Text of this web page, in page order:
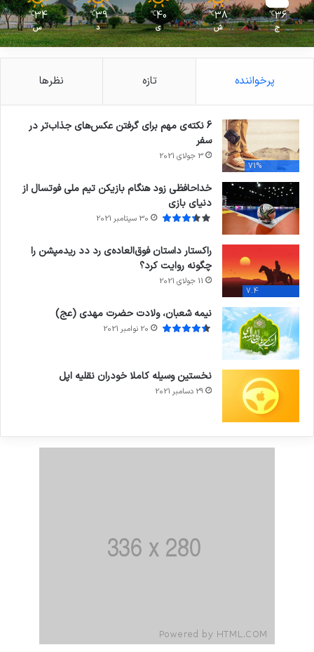
36
℃
ج
38
℃
ش
40
℃
ی
39
℃
د
34
℃
س
پرخواننده تازه نظرها
71%
6 نکته‌ی مهم برای گرفتن عکس‌های جذاب‌تر در
سفر
3 جولای 2021
خداحافظی زود هنگام بازیکن تیم ملی فوتسال از
دنیای بازی
30 سپتامبر 2021
7.4
راکستار داستان فوق‌العاده‌ی رد دد ریدمپشن را
چگونه روایت کرد؟
11 جولای 2021
نیمه شعبان، ولادت حضرت مهدی (عج)
20 نوامبر 2021
نخستین وسیله کاملا خودران نقلیه اپل
29 دسامبر 2021